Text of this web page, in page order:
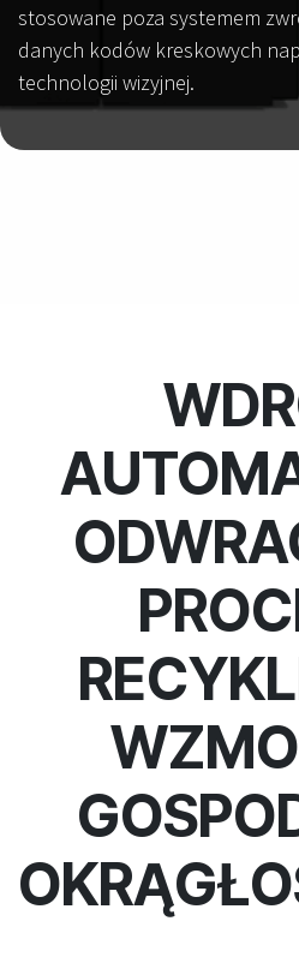
stosowane poza systemem
danych kodów kreskowych
technologii wizyjnej.